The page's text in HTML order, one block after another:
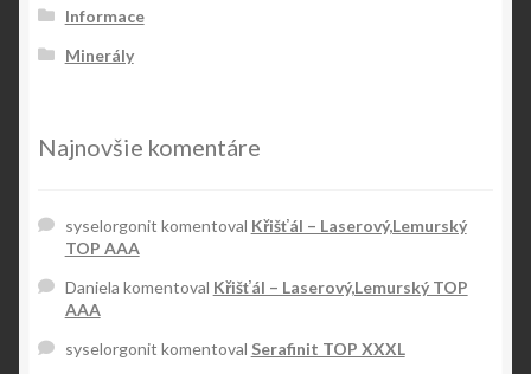
Informace
Minerály
Najnovšie komentáre
syselorgonit komentoval Křišťál – Laserový,Lemurský
TOP AAA
Daniela komentoval Křišťál – Laserový,Lemurský TOP
AAA
syselorgonit komentoval Serafinit TOP XXXL